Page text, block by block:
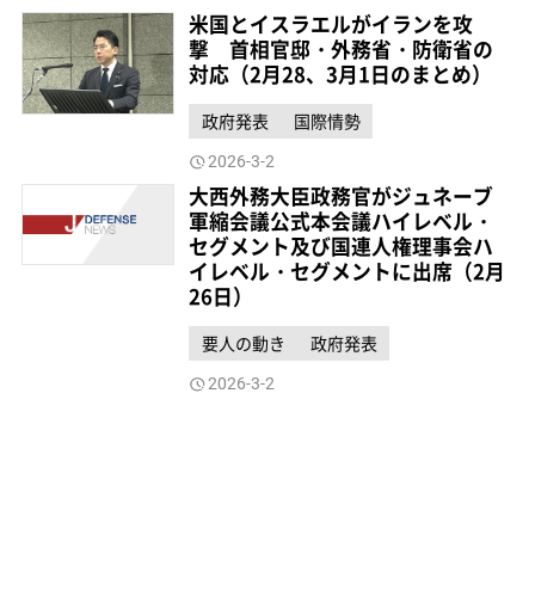
米国とイスラエルがイランを攻
撃 首相官邸・外務省・防衛省の
対応（2月28、3月1日のまとめ）
政府発表 国際情勢
2026-3-2
大西外務大臣政務官がジュネーブ
軍縮会議公式本会議ハイレベル・
セグメント及び国連人権理事会ハ
イレベル・セグメントに出席（2月
26日）
要人の動き 政府発表
2026-3-2